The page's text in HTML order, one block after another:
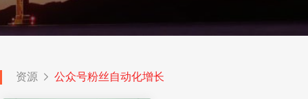
资源 公众号粉丝自动化增长